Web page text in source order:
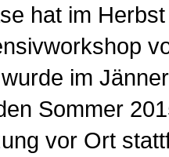
hat im
im
Sommer
vor Ort